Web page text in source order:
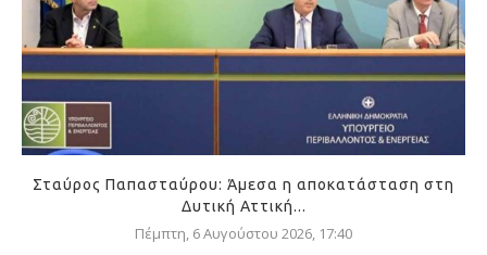
Σταύρος Παπασταύρου: Άμεσα η αποκατάσταση στη
Δυτική Αττική...
Πέμπτη, 6 Αυγούστου 2026, 17:40